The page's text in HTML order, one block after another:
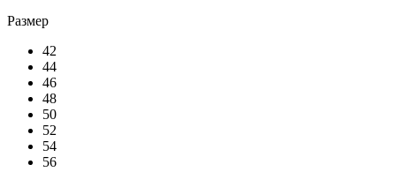
Размер
42
44
46
48
50
52
54
56